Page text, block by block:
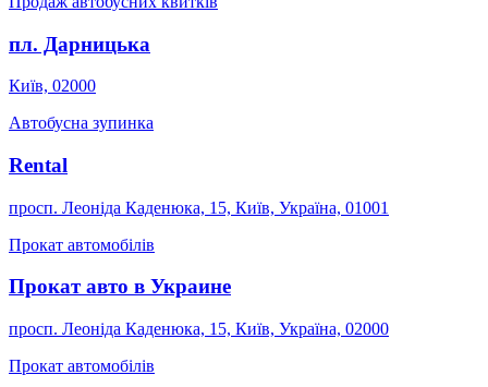
пл. Дарницька
Київ, 02000
Автобусна зупинка
Rental
просп. Леоніда Каденюка, 15, Київ, Україна, 01001
Прокат автомобілів
Прокат авто в Украине
просп. Леоніда Каденюка, 15, Київ, Україна, 02000
Прокат автомобілів